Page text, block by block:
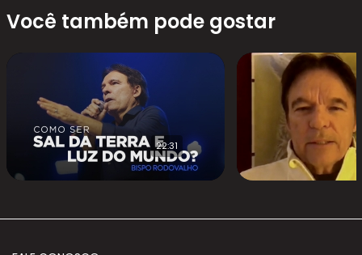
Você também pode gostar
22:31